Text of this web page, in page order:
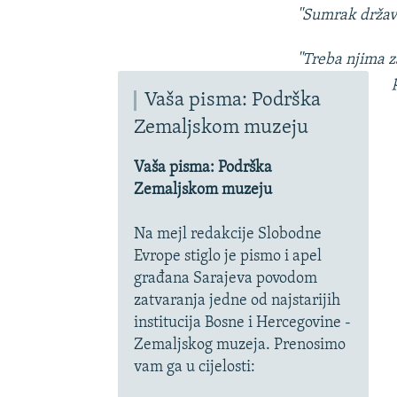
''Sumrak
''Treba njima
Vaša pisma: Podrška
Zemaljskom muzeju
Vaša pisma: Podrška
Zemaljskom muzeju
Na mejl redakcije Slobodne
Evrope stiglo je pismo i apel
građana Sarajeva povodom
zatvaranja jedne od najstarijih
institucija Bosne i Hercegovine -
Zemaljskog muzeja. Prenosimo
vam ga u cijelosti: